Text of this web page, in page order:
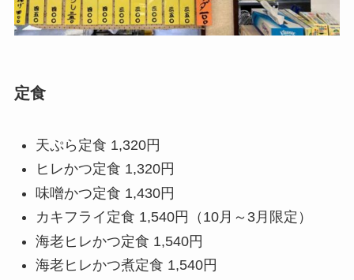
定食
天ぷら定食 1,320円
ヒレかつ定食 1,320円
味噌かつ定食 1,430円
カキフライ定食 1,540円（10月～3月限定）
海老ヒレかつ定食 1,540円
海老ヒレかつ煮定食 1,540円